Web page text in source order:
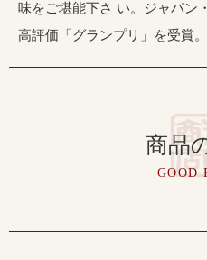
味をご堪能下さ い。ジャパン
高評価「グランプリ」を受賞。
商品
GOOD